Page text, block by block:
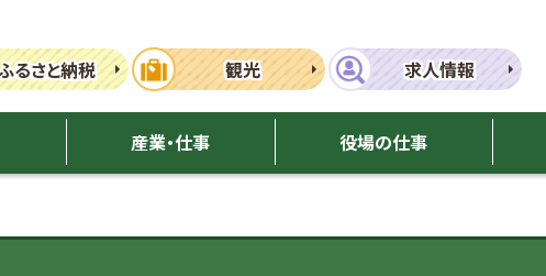
るさと納税 観光 求人情報
産業・仕事 役場の仕事